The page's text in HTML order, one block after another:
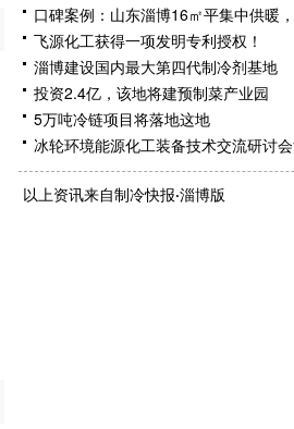
口碑案例：山东淄博16㎡平集中供暖
飞源化工获得一项发明专利授权！
淄博建设国内最大第四代制冷剂基地
投资2.4亿，该地将建预制菜产业园
5万吨冷链项目将落地这地
冰轮环境能源化工装备技术交流研讨
工信部：海尔智慧楼宇等15家企业入
以上资讯来自制冷快报·淄博版